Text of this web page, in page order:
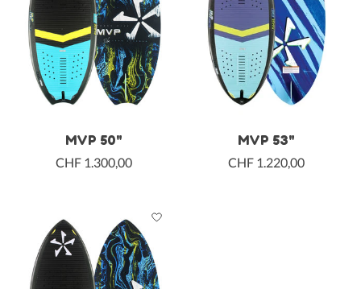
MVP 50"
CHF 1.300,00
MVP 53"
CHF 1.220,00